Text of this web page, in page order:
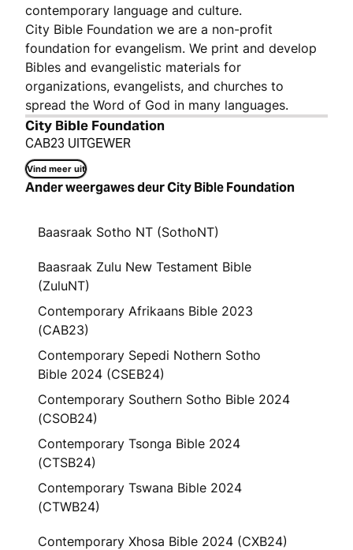
contemporary language and culture.
City Bible Foundation we are a non-profit
foundation for evangelism. We print and develop
Bibles and evangelistic materials for
organizations, evangelists, and churches to
spread the Word of God in many languages.
City Bible Foundation
CAB23 UITGEWER
Vind meer uit
Ander weergawes deur City Bible Foundation
Baasraak Sotho NT (SothoNT)
Baasraak Zulu New Testament Bible
(ZuluNT)
Contemporary Afrikaans Bible 2023
(CAB23)
Contemporary Sepedi Nothern Sotho
Bible 2024 (CSEB24)
Contemporary Southern Sotho Bible 2024
(CSOB24)
Contemporary Tsonga Bible 2024
(CTSB24)
Contemporary Tswana Bible 2024
(CTWB24)
Contemporary Xhosa Bible 2024 (CXB24)